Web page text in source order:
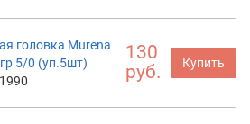
головка Murena
5/0 (уп.5шт)
130
руб.
Купить